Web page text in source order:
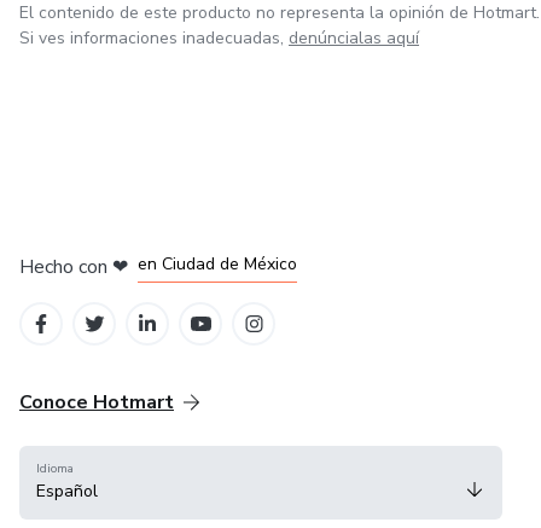
El contenido de este producto no representa la opinión de Hotmart.
Si ves informaciones inadecuadas, denúncialas aquí
Hecho con ❤ en Ciudad de México
Conoce Hotmart
Idioma
Español